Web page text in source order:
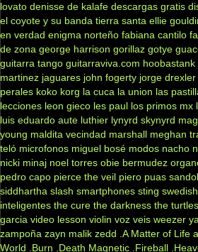
lovato denisse de kalafe descargas gratis
el coyote y su banda tierra santa ellie
en verdad enigma norteño fabiana cantilo
de zona george harrison gorillaz gotye
guitarra tango guitarraviva.com hoobastank
martinez jaguares john fogerty jorge drexler
perales koko korg la cuca la union las
lecciones leon gieco les paul los primos mx
luis eduardo aute luthier lynyrd skynyrd
young maldita vecindad marshall meghan
teló microfonos miguel bosé modos nacho
nicki minaj noel torres obie bermudez
pedro capo pierce the veil piero puas
siddhartha slash smartphones sting
inteligentes the cure the darkness the turtles
garcia video lesson violin voz veis weezer
zampoña zayn malik zedd .A Matter of Life
World
.Burn .Death Magnetic .Fireball